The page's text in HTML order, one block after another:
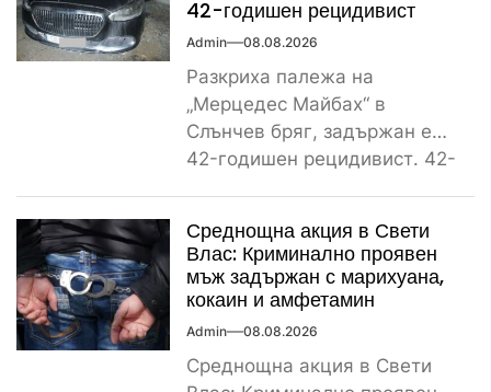
42-годишен рецидивист
Admin 08.08.2026
Разкриха палежа на
„Мерцедес Майбах“ в
Слънчев бряг, задържан е
42-годишен рецидивист. 42-
ямболското...
Среднощна акция в Свети
Влас: Криминално проявен
мъж задържан с марихуана,
кокаин и амфетамин
Admin 08.08.2026
Среднощна акция в Свети